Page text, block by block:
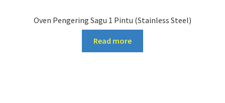
Oven Pengering Sagu 1 Pintu (Stainless Steel)
Read more